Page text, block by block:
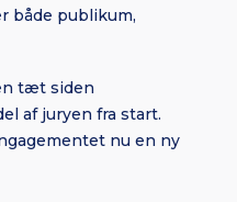
både publikum,
tæt siden
af juryen fra start.
nu en ny